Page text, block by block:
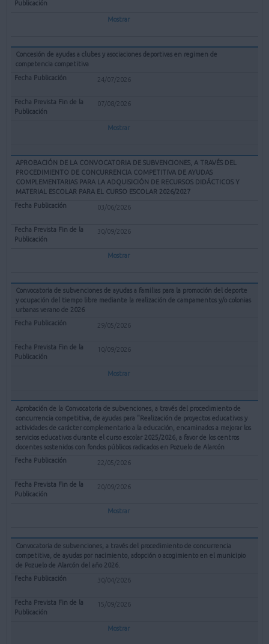
Mostrar
Concesión de ayudas a clubes y asociaciones deportivas en regimen de
competencia competitiva
24/07/2026
07/08/2026
Mostrar
APROBACIÓN DE LA CONVOCATORIA DE SUBVENCIONES, A TRAVÉS DEL
PROCEDIMIENTO DE CONCURRENCIA COMPETITIVA DE AYUDAS
COMPLEMENTARIAS PARA LA ADQUISICIÓN DE RECURSOS DIDÁCTICOS Y
MATERIAL ESCOLAR PARA EL CURSO ESCOLAR 2026/2027
03/06/2026
30/09/2026
Mostrar
Convocatoria de subvenciones de ayudas a familias para la promoción del deporte
y ocupación del tiempo libre mediante la realización de campamentos y/o colonias
urbanas verano de 2026
29/05/2026
10/09/2026
Mostrar
Aprobación de la Convocatoria de subvenciones, a través del procedimiento de
concurrencia competitiva, de ayudas para "Realización de proyectos educativos y
actividades de carácter complementario a la educación, encaminados a mejorar los
servicios educativos durante el curso escolar 2025/2026, a favor de los centros
docentes sostenidos con fondos públicos radicados en Pozuelo de Alarcón
22/05/2026
20/09/2026
Mostrar
Convocatoria de subvenciones, a través del procedimiento de concurrencia
competitiva, de ayudas por nacimiento, adopción o acogimiento en el municipio
de Pozuelo de Alarcón del año 2026.
30/04/2026
15/09/2026
Mostrar